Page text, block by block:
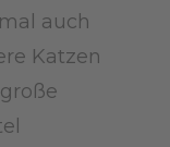
auch
Katzen